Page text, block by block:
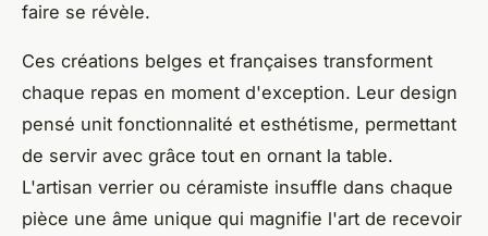
faire se révèle.
Ces créations belges et françaises transforment
chaque repas en moment d'exception. Leur design
pensé unit fonctionnalité et esthétisme, permettant
de servir avec grâce tout en ornant la table.
L'artisan verrier ou céramiste insuffle dans chaque
pièce une âme unique qui magnifie l'art de recevoir